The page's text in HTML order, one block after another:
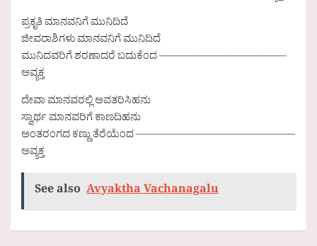
ಪ್ರಕೃತಿ ಮಾನವನಿಗೆ ಮುನಿದಿದೆ
ಜೀವರಾಶಿಗಳು ಮಾನವನಿಗೆ ಮುನಿದಿದೆ
ಮುನಿದವರಿಗೆ ಶರಣಾದರೆ ಬದುಕೆಂದ ————————————
ಅವ್ಯಕ್ತ
ದೇವಾ ಮಾನವರಲ್ಲಿ ಅವತರಿಸಿಹನು
ಸ್ವಾರ್ಥ ಮಾನವರಿಗೆ ಕಾಣದಿಹನು
ಅಂತರಂಗದ ಕಣ್ಣು ತೆರೆಯೆಂದ ———————————————
ಅವ್ಯಕ್ತ
See also Avyaktha Vachanagalu